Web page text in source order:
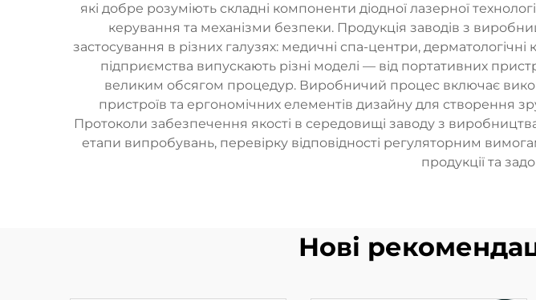
які добре розуміють складні компоненти діодної лазерної
керування та механізми безпеки. Продукція заводів з
застосування в різних галузях: медичні спа-центри, дерматологічні
підприємства випускають різні моделі — від портативних
великим обсягом процедур. Виробничий процес включає
пристроїв та ергономічних елементів дизайну для створення
Протоколи забезпечення якості в середовищі заводу з
етапи випробувань, перевірку відповідності регуляторним
продукції та
Нові